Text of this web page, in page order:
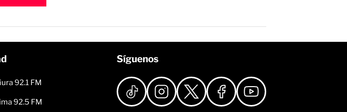
92.1 FM
92.5 FM
Síguenos